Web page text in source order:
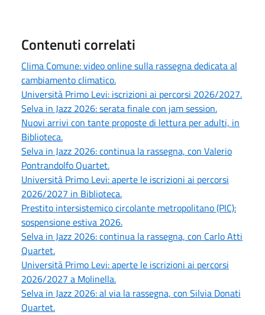
Contenuti correlati
Clima Comune: video online sulla rassegna dedicata al
cambiamento climatico.
Università Primo Levi: iscrizioni ai percorsi 2026/2027.
Selva in Jazz 2026: serata finale con jam session.
Nuovi arrivi con tante proposte di lettura per adulti, in
Biblioteca.
Selva in Jazz 2026: continua la rassegna, con Valerio
Pontrandolfo Quartet.
Università Primo Levi: aperte le iscrizioni ai percorsi
2026/2027 in Biblioteca.
Prestito intersistemico circolante metropolitano (PIC):
sospensione estiva 2026.
Selva in Jazz 2026: continua la rassegna, con Carlo Atti
Quartet.
Università Primo Levi: aperte le iscrizioni ai percorsi
2026/2027 a Molinella.
Selva in Jazz 2026: al via la rassegna, con Silvia Donati
Quartet.